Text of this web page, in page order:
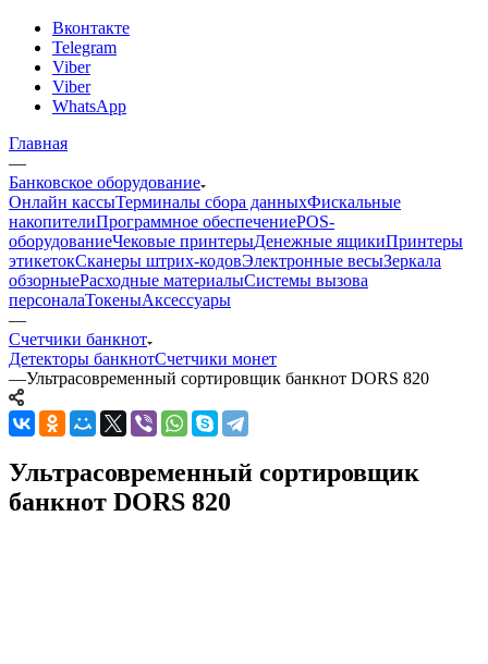
Вконтакте
Telegram
Viber
Viber
WhatsApp
Главная
—
Банковское оборудование
Онлайн кассыТерминалы сбора данныхФискальные
накопителиПрограммное обеспечениеPOS-
оборудованиеЧековые принтерыДенежные ящикиПринтеры
этикетокСканеры штрих-кодовЭлектронные весыЗеркала
обзорныеРасходные материалыСистемы вызова
персоналаТокеныАксессуары
—
Счетчики банкнот
Детекторы банкнотСчетчики монет
—Ультрасовременный сортировщик банкнот DORS 820
Ультрасовременный сортировщик
банкнот DORS 820